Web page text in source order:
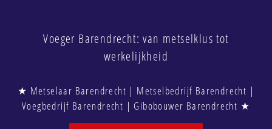
Voeger Barendrecht: van metselklus tot
werkelijkheid
★ Metselaar Barendrecht | Metselbedrijf Barendrecht |
Voegbedrijf Barendrecht | Gibobouwer Barendrecht ★